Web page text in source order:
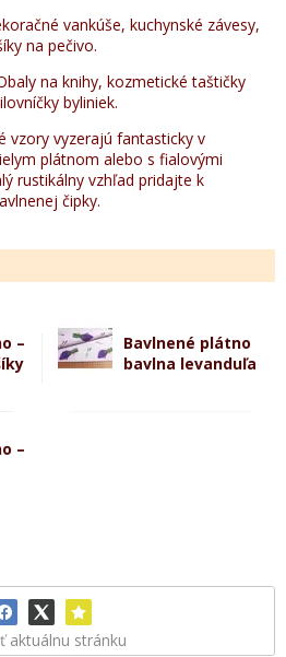
–
Bavlnené plátno
bavlna levanduľa
–
aktuálnu stránku
vankúše, kuchynské závesy,
na pečivo.
na knihy, kozmetické taštičky
byliniek.
vzory vyzerajú fantasticky v
plátnom alebo s fialovými
rustikálny vzhľad pridajte k
čipky.